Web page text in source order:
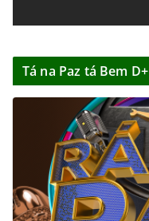
Tá na Paz tá Bem D+